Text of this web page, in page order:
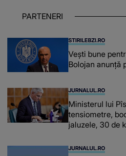
chiar și după
PARTENERI
STIRILEBZI.RO
Vești bune
Bolojan anunță
JURNALUL.RO
Ministerul lui
tensiometre,
jaluzele, 30 de
JURNALUL.RO